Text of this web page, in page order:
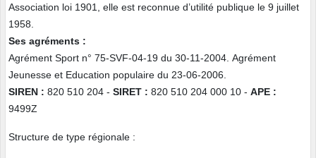
Association loi 1901, elle est reconnue d’utilité publique le 9 juillet
1958.
Ses agréments :
Agrément Sport n° 75-SVF-04-19 du 30-11-2004. Agrément
Jeunesse et Education populaire du 23-06-2006.
SIREN : 820 510 204 - SIRET : 820 510 204 000 10 - APE :
9499Z
Structure de type régionale :